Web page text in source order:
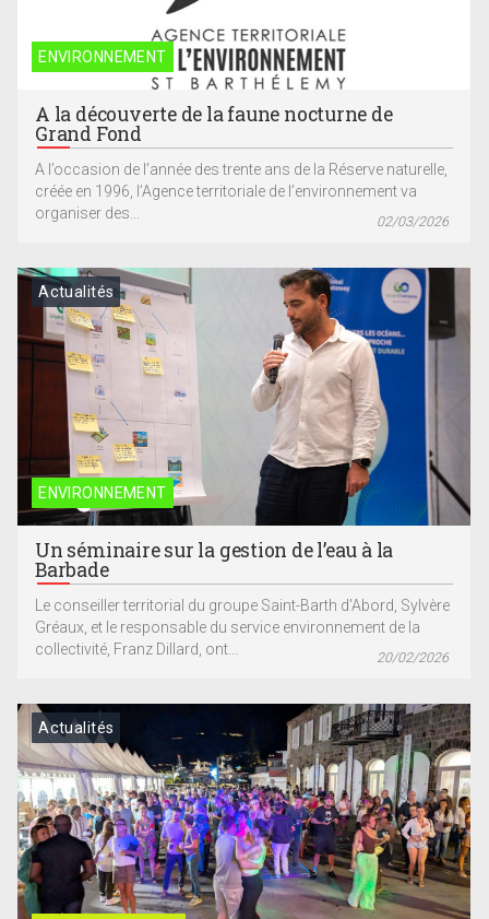
ENVIRONNEMENT
A la découverte de la faune nocturne de
Grand Fond
A l’occasion de l’année des trente ans de la Réserve naturelle,
créée en 1996, l’Agence territoriale de l’environnement va
organiser des...
02/03/2026
ENVIRONNEMENT
Actualités
Un séminaire sur la gestion de l’eau à la
Barbade
Le conseiller territorial du groupe Saint-Barth d’Abord, Sylvère
Gréaux, et le responsable du service environnement de la
collectivité, Franz Dillard, ont...
20/02/2026
Actualités